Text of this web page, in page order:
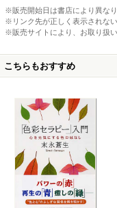
※販売開始日は書店により異なり
※リンク先が正しく表示されな
※販売サイトにより、お取り扱
こちらもおすすめ